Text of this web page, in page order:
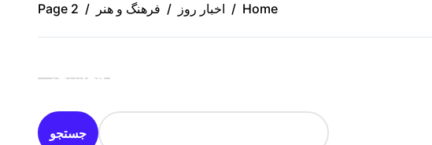
Home اخبار روز فرهنگ و هنر Page 2
جستجو
جستجو